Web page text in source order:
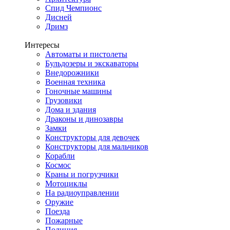
Спид Чемпионс
Дисней
Дримз
Интересы
Автоматы и пистолеты
Бульдозеры и экскаваторы
Внедорожники
Военная техника
Гоночные машины
Грузовики
Дома и здания
Драконы и динозавры
Замки
Конструкторы для девочек
Конструкторы для мальчиков
Корабли
Космос
Краны и погрузчики
Мотоциклы
На радиоуправлении
Оружие
Поезда
Пожарные